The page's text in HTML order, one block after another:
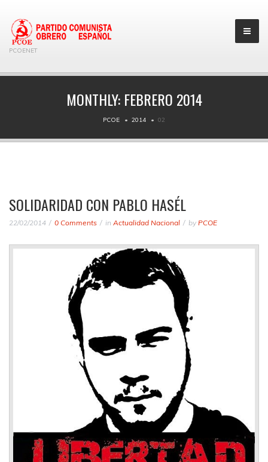
PCOENET
MONTHLY:FEBRERO 2014
PCOE 2014 02
SOLIDARIDAD CON PABLO HASÉL
22/02/2014 0 Comments in Actualidad Nacional by PCOE